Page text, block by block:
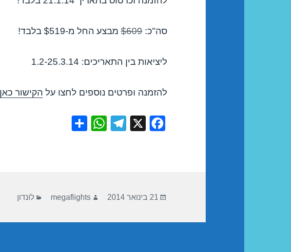
סה"כ:$609מבצע החל מ-$519 בלבד!
ליציאות בין התאריכים: 1.2-25.3.14
להזמנה ופרטים נוספים לחצו על הקישור
F
o
X
T
m
W
p
פורסם
21 בינואר 2014 מחבר
megaflights קטגוריות
לונדון